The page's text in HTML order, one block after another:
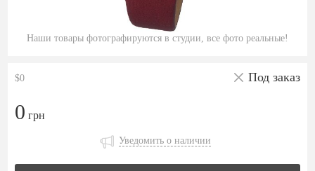
Наши товары фотографируются в студии, все фото реальные!
$0 Под заказ
0 грн
Уведомить о наличии